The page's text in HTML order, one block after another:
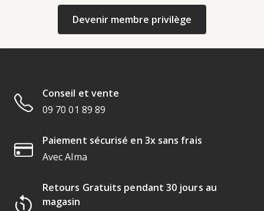
Devenir membre privilège
Conseil et vente
09 70 01 89 89
Paiement sécurisé en 3x sans frais
Avec Alma
Retours Gratuits pendant 30 jours au
magasin